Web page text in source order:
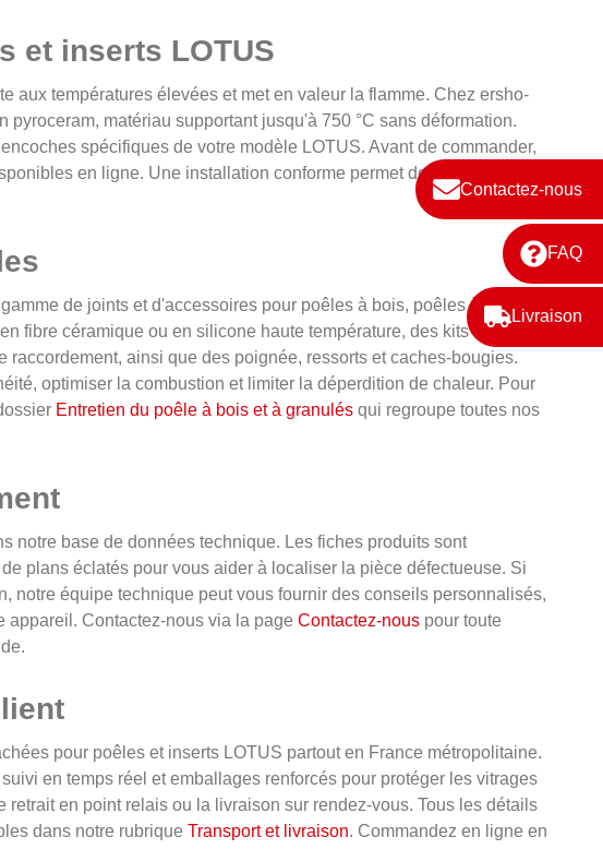
Contactez-nous
FAQ
Livraison
et inserts LOTUS
aux températures élevées et met en valeur la flamme. Chez ersho-
matériau supportant jusqu'à 750 °C sans déformation.
spécifiques de votre modèle LOTUS. Avant de commander,
en ligne. Une installation conforme permet de préserver le
de joints et d'accessoires pour poêles à bois, poêles à
fibre céramique ou en silicone haute température, des kits de
ainsi que des poignée, ressorts et caches-bougies.
optimiser la combustion et limiter la déperdition de chaleur. Pour
Entretien du poêle à bois et à granulés qui regroupe toutes nos
notre base de données technique. Les fiches produits sont
plans éclatés pour vous aider à localiser la pièce défectueuse. Si
notre équipe technique peut vous fournir des conseils personnalisés,
appareil. Contactez-nous via la page Contactez-nous pour toute
pour poêles et inserts LOTUS partout en France métropolitaine.
en temps réel et emballages renforcés pour protéger les vitrages
en point relais ou la livraison sur rendez-vous. Tous les détails
dans notre rubrique Transport et livraison. Commandez en ligne en